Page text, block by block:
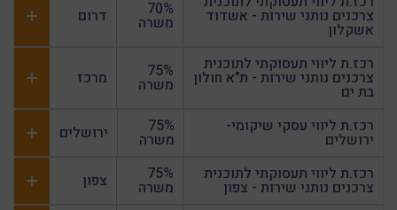
צרכנים נותני שירות - אשדוד
אשקלון
70%
משרה דרום
רכז.ת ליווי תעסוקתי לתוכנית
צרכנים נותני שירות - ת"א חולון
בת ים
75%
משרה מרכז
רכז.ת ליווי עסקי שיקומי-
ירושלים
75%
משרה
ירושלים
רכז.ת ליווי תעסוקתי לתוכנית
צרכנים נותני שירות - צפון
75%
משרה
צפון